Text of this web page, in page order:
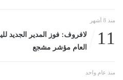
منذ 8 أشهر
11
لافروف: فوز المدير الجديد
العام مؤشر مشجع
منذ عام واحد